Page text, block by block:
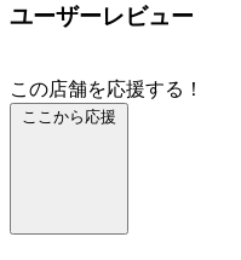
ユーザーレビュー
この店舗を応援する！
ここから応援